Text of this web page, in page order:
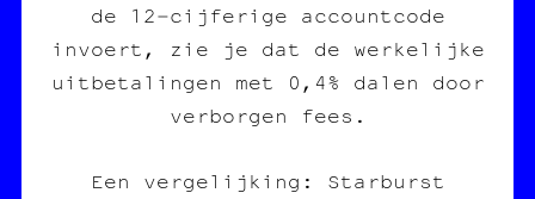
de 12‑cijferige accountcode
invoert, zie je dat de werkelijke
uitbetalingen met 0,4% dalen door
verborgen fees.
Een vergelijking: Starburst